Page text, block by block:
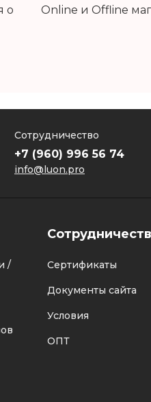
о
Online и Offline
Сотрудничество
+7 (960) 996 56 74
info@luon.pro
/
Сертификаты
Документы сайта
Условия
ОПТ